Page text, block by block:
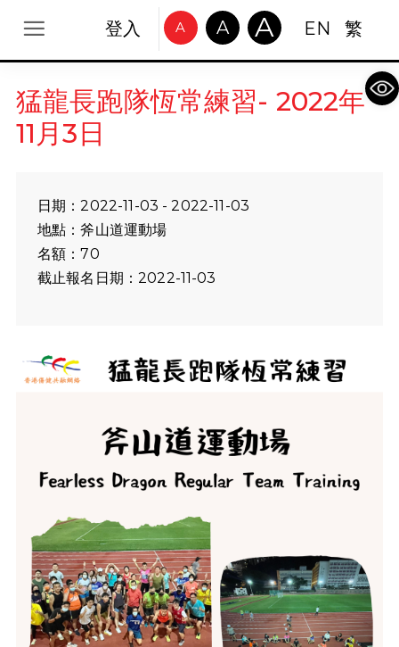
登入 A A A EN 繁
猛龍長跑隊恆常練習- 2022年
11月3日
日期：2022-11-03 - 2022-11-03
地點：斧山道運動場
名額：70
截止報名日期：2022-11-03